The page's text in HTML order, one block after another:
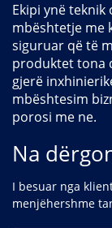
Ekipi ynë
mbështetje me
siguruar që të
produktet tona
gjerë
mbështesim
porosi me ne.
Na
I besuar nga
menjëhershme